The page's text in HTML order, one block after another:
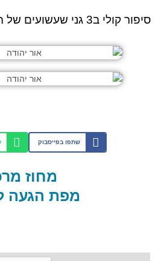
סיפור קולי ב3 גני שעשועים של העיר אור יהודה
שתפו בפייסבוק
מחוז
מפת הגעה